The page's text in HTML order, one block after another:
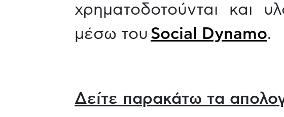
χρηματοδοτούνται και
μέσω του Social Dynamo.
Δείτε παρακάτω τα